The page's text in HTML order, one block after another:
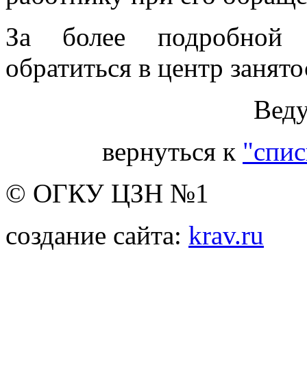
За более подробной
обратиться в центр
вернуться к
© ОГКУ ЦЗН №1
создание сайта: krav.ru